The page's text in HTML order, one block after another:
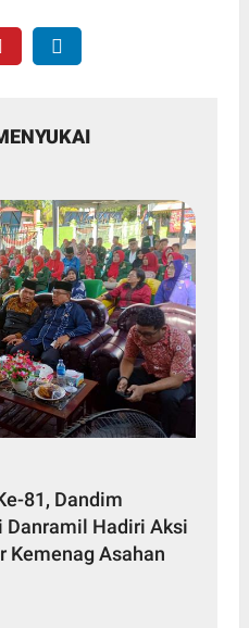
81, Dandim
Hadiri Aksi
Kemenag Asahan